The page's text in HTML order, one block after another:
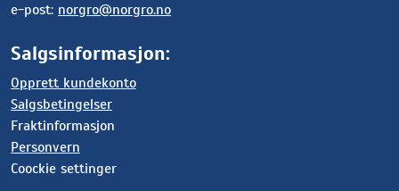
e-post: norgro@norgro.no
Salgsinformasjon:
Opprett kundekonto
Salgsbetingelser
Fraktinformasjon
Personvern
Coockie settinger